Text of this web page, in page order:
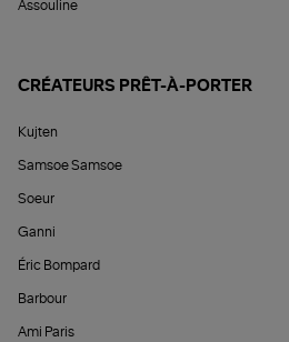
Assouline
CRÉATEURS PRÊT-À-PORTER
Kujten
Samsoe Samsoe
Soeur
Ganni
Éric Bompard
Barbour
Ami Paris